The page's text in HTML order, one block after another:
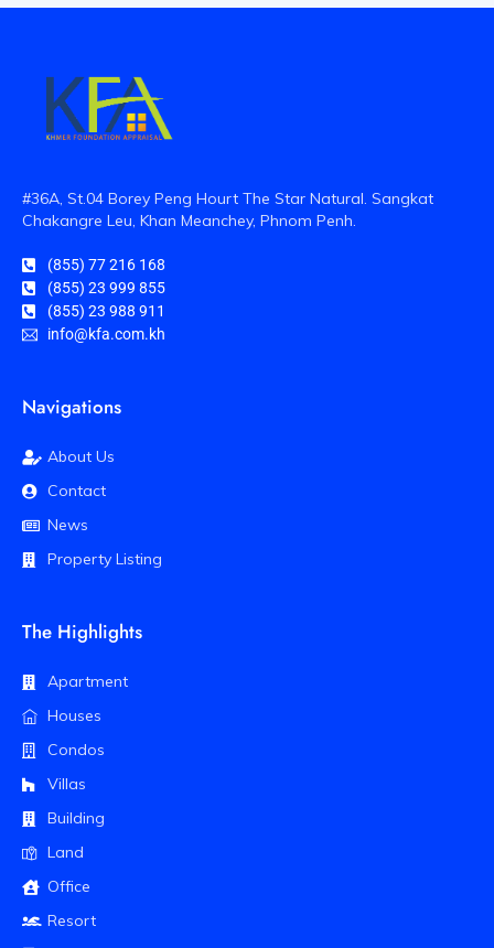
#36A, St.04 Borey Peng Hourt The Star Natural. Sangkat
Chakangre Leu, Khan Meanchey, Phnom Penh.
(855) 77 216 168
(855) 23 999 855
(855) 23 988 911
info@kfa.com.kh
Navigations
About Us
Contact
News
Property Listing
The Highlights
Apartment
Houses
Condos
Villas
Building
Land
Office
Resort